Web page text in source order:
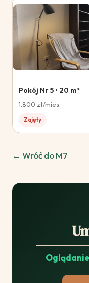
Pokój Nr 5 • 20 m²
1.800 zł/mies.
Zajęty
← Wróć do M7